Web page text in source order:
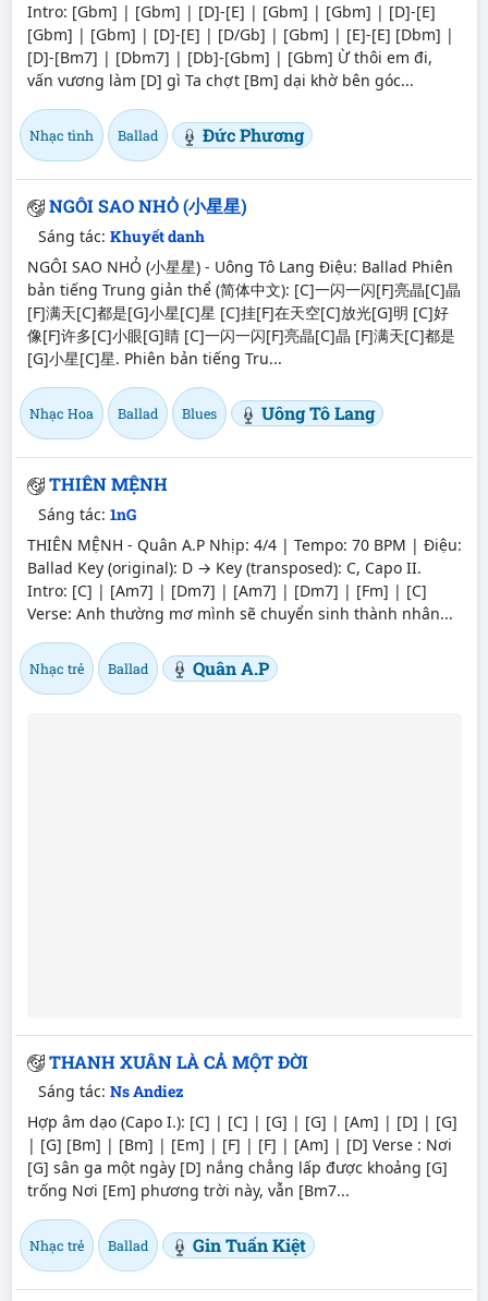
Intro: [Gbm] | [Gbm] | [D]-[E] | [Gbm] | [Gbm] | [D]-[E]
[Gbm] | [Gbm] | [D]-[E] | [D/Gb] | [Gbm] | [E]-[E] [Dbm] |
[D]-[Bm7] | [Dbm7] | [Db]-[Gbm] | [Gbm] Ừ thôi em đi,
vấn vương làm [D] gì Ta chợt [Bm] dại khờ bên góc...
Nhạc tình Ballad Đức Phương
NGÔI SAO NHỎ (小星星)
Sáng tác: Khuyết danh
NGÔI SAO NHỎ (小星星) - Uông Tô Lang Điệu: Ballad Phiên
bản tiếng Trung giản thể (简体中文): [C]一闪一闪[F]亮晶[C]晶
[F]满天[C]都是[G]小星[C]星 [C]挂[F]在天空[C]放光[G]明 [C]好
像[F]许多[C]小眼[G]睛 [C]一闪一闪[F]亮晶[C]晶 [F]满天[C]都是
[G]小星[C]星. Phiên bản tiếng Tru...
Nhạc Hoa Ballad Blues Uông Tô Lang
THIÊN MỆNH
Sáng tác: 1nG
THIÊN MỆNH - Quân A.P Nhịp: 4/4 | Tempo: 70 BPM | Điệu:
Ballad Key (original): D → Key (transposed): C, Capo II.
Intro: [C] | [Am7] | [Dm7] | [Am7] | [Dm7] | [Fm] | [C]
Verse: Anh thường mơ mình sẽ chuyển sinh thành nhân...
Nhạc trẻ Ballad Quân A.P
THANH XUÂN LÀ CẢ MỘT ĐỜI
Sáng tác: Ns Andiez
Hợp âm dạo (Capo I.): [C] | [C] | [G] | [G] | [Am] | [D] | [G]
| [G] [Bm] | [Bm] | [Em] | [F] | [F] | [Am] | [D] Verse : Nơi
[G] sân ga một ngày [D] nắng chẳng lấp được khoảng [G]
trống Nơi [Em] phương trời này, vẫn [Bm7...
Nhạc trẻ Ballad Gin Tuấn Kiệt